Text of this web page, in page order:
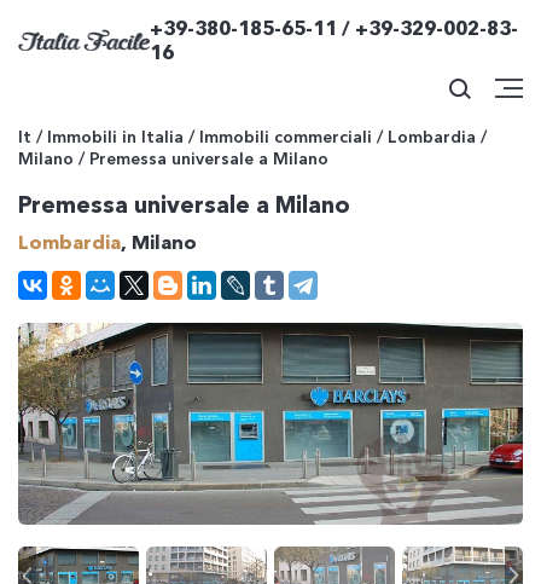
+39-380-185-65-11 / +39-329-002-83-
16
It / Immobili in Italia / Immobili commerciali / Lombardia /
Milano / Premessa universale a Milano
Premessa universale a Milano
Lombardia, Milano